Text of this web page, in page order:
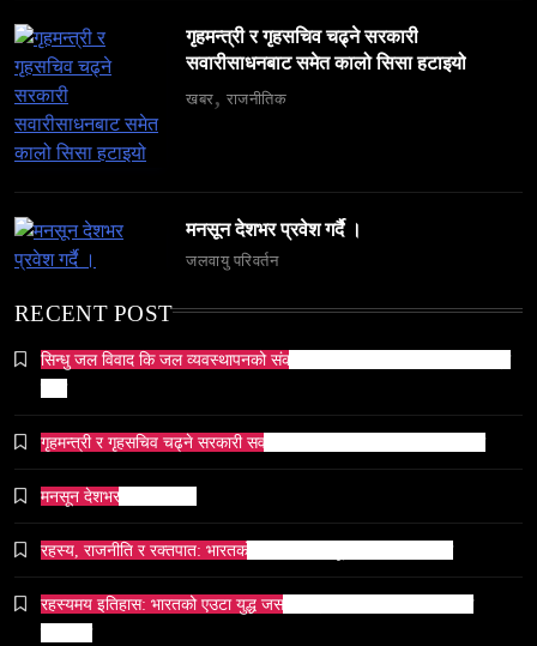
६ महिनामा ३३३ विदेशी नागरिक निष्कासित — ओभरस्टे,
गैरकानुनी गतिविधि र धर्म प्रचारसम्म
April 7, 2026
टक्सारको परम्परागत धातु उद्योग संकटमा
गृहमन्त्री र गृहसचिव चढ्ने सरकारी
सवारीसाधनबाट समेत कालो सिसा हटाइयो
खबर राजनीतिक
मनसून देशभर प्रवेश गर्दै ।
जलवायु परिवर्तन
RECENT POST
सिन्धु जल विवाद कि जल व्यवस्थापनको संकट? पाकिस्तानको पानी संकटको भित्री
गृहमन्त्री र गृहसचिव चढ्ने सरकारी सवारीसाधनबाट समेत कालो सिसा हटाइयो
मनसून देशभर प्रवेश गर्दै ।
रहस्य, राजनीति र रक्तपात: भारतको इतिहासमा ‘मयूर सिंहासन’को कथा
रहस्यमय इतिहास: भारतको एउटा युद्ध जसले सम्राटलाई हिंसाबाट शान्तितर्फ